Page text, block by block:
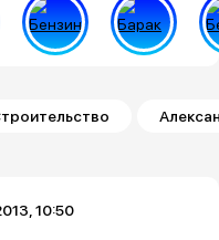
10:50